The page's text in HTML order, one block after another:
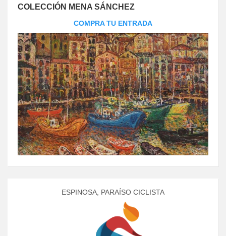
COLECCIÓN MENA SÁNCHEZ
COMPRA TU ENTRADA
ESPINOSA, PARAÍSO CICLISTA